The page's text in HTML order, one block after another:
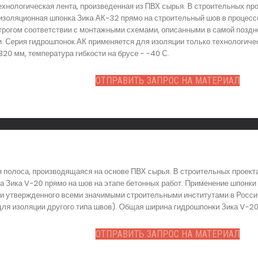
лента, произведенная из ПВХ сырья. В строительных
шпонка Зика АК-32 прямо на строительный шов в
соответствии с монтажными схемами, описанными в самой
Серия гидрошпонок АК применяется для изоляции только
мм, температура гибкости на брусе - -40 С.
ОТПРАВИТЬ ЗАПРОС НА МАТЕРИАЛ
производящаяся на основе ПВХ сырья. В строительных
Зика V-20 прямо на шов на этапе бетонных работ. Применение
утвержденного всеми значимыми строительными институтами в
изоляции другого типа швов). Общая ширина гидрошпонки Зика V-
ОТПРАВИТЬ ЗАПРОС НА МАТЕРИАЛ